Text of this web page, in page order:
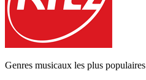
Genres musicaux les plus populaires